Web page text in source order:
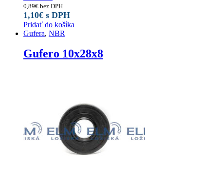
0,89€ bez DPH
1,10€ s DPH
Pridať do košíka
Gufera, NBR
Gufero 10x28x8